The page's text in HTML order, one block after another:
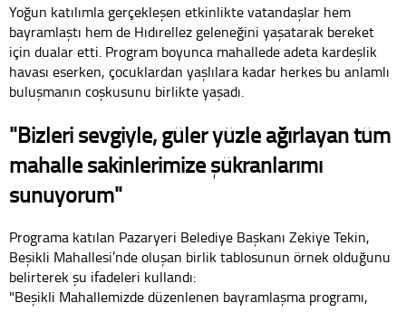
Yoğun katılımla gerçekleşen etkinlikte vatandaşlar hem
bayramlaştı hem de Hıdırellez geleneğini yaşatarak bereket
için dualar etti. Program boyunca mahallede adeta kardeşlik
havası eserken, çocuklardan yaşlılara kadar herkes bu anlamlı
buluşmanın coşkusunu birlikte yaşadı.
"Bizleri sevgiyle, güler yüzle ağırlayan tüm
mahalle sakinlerimize şükranlarımı
sunuyorum"
Programa katılan Pazaryeri Belediye Başkanı Zekiye Tekin,
Beşikli Mahallesi’nde oluşan birlik tablosunun örnek olduğunu
belirterek şu ifadeleri kullandı:
"Beşikli Mahallemizde düzenlenen bayramlaşma programı,